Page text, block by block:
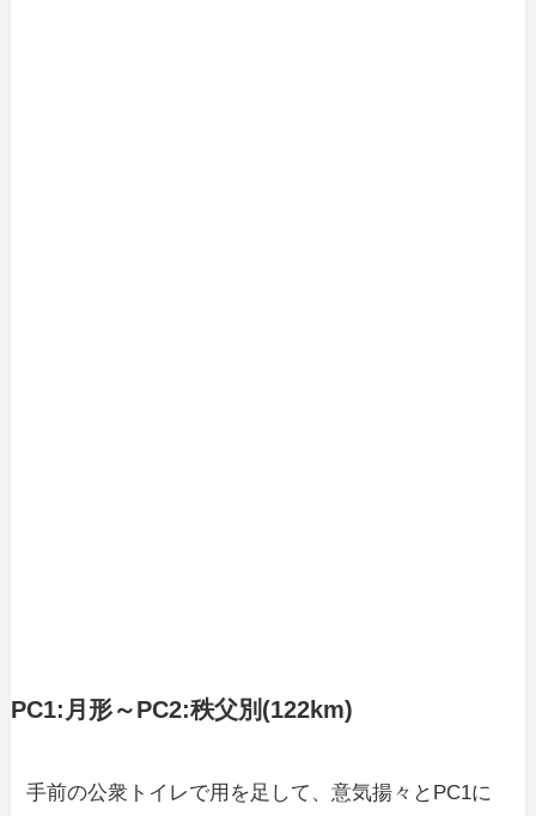
PC1:月形～PC2:秩父別(122km)
手前の公衆トイレで用を足して、意気揚々とPC1に